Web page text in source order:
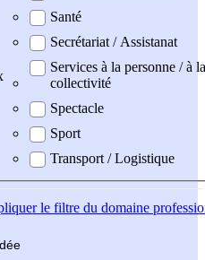
Santé
Secrétariat / Assistanat
Services à la personne / à la
collectivité
Spectacle
Sport
Transport / Logistique
le filtre du domaine